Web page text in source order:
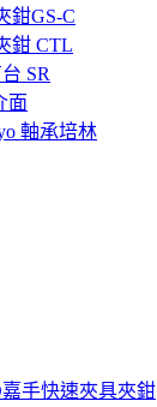
鉗GS-C
鉗 CTL
SR
面
軸承培林
手快速夾具夾鉗